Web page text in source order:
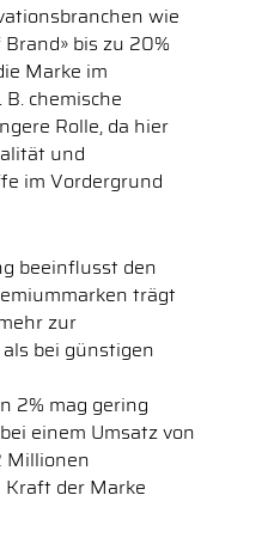
wie
bis zu 20%
Marke im
chemische
Rolle, da hier
und
im Vordergrund
beeinflusst den
trägt
zur
bei günstigen
2% mag gering
einem Umsatz von
Millionen
der Marke